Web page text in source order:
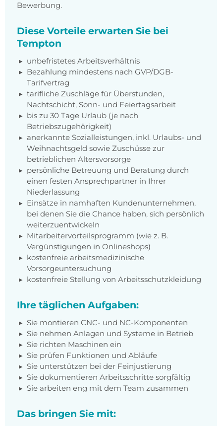
Bewerbung.
Diese Vorteile erwarten Sie bei
Tempton
unbefristetes Arbeitsverhältnis
Bezahlung mindestens nach GVP/DGB-
Tarifvertrag
tarifliche Zuschläge für Überstunden,
Nachtschicht, Sonn- und Feiertagsarbeit
bis zu 30 Tage Urlaub (je nach
Betriebszugehörigkeit)
anerkannte Sozialleistungen, inkl. Urlaubs- und
Weihnachtsgeld sowie Zuschüsse zur
betrieblichen Altersvorsorge
persönliche Betreuung und Beratung durch
einen festen Ansprechpartner in Ihrer
Niederlassung
Einsätze in namhaften Kundenunternehmen,
bei denen Sie die Chance haben, sich persönlich
weiterzuentwickeln
Mitarbeitervorteilsprogramm (wie z. B.
Vergünstigungen in Onlineshops)
kostenfreie arbeitsmedizinische
Vorsorgeuntersuchung
kostenfreie Stellung von Arbeitsschutzkleidung
Ihre täglichen Aufgaben:
Sie montieren CNC- und NC-Komponenten
Sie nehmen Anlagen und Systeme in Betrieb
Sie richten Maschinen ein
Sie prüfen Funktionen und Abläufe
Sie unterstützen bei der Feinjustierung
Sie dokumentieren Arbeitsschritte sorgfältig
Sie arbeiten eng mit dem Team zusammen
Das bringen Sie mit: